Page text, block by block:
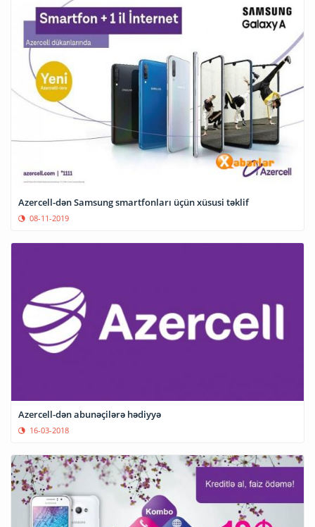
Azercell-dən Samsung smartfonları üçün xüsusi təklif
08-11-2019
Azercell-dən abunəçilərə hədiyyə
16-03-2018